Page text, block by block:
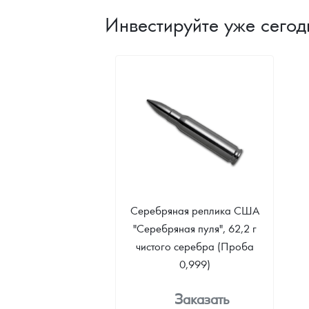
Инвестируйте уже
Серебряная реплика США
"Серебряная пуля", 62,2 г
чистого серебра (Проба
0,999)
Заказать